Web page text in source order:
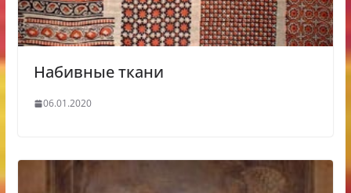
Набивные ткани
06.01.2020